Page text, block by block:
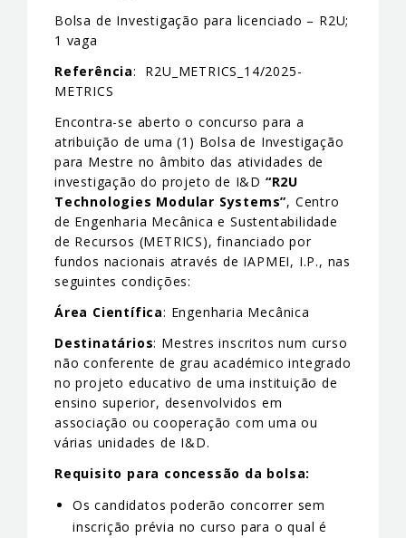
Bolsa de Investigação para licenciado – R2U;
1 vaga
Referência: R2U_METRICS_14/2025-
METRICS
Encontra-se aberto o concurso para a
atribuição de uma (1) Bolsa de Investigação
para Mestre no âmbito das atividades de
investigação do projeto de I&D “R2U
Technologies Modular Systems”, Centro
de Engenharia Mecânica e Sustentabilidade
de Recursos (METRICS), financiado por
fundos nacionais através de IAPMEI, I.P., nas
seguintes condições:
Área Científica: Engenharia Mecânica
Destinatários: Mestres inscritos num curso
não conferente de grau académico integrado
no projeto educativo de uma instituição de
ensino superior, desenvolvidos em
associação ou cooperação com uma ou
várias unidades de I&D.
Requisito para concessão da bolsa:
Os candidatos poderão concorrer sem
inscrição prévia no curso para o qual é